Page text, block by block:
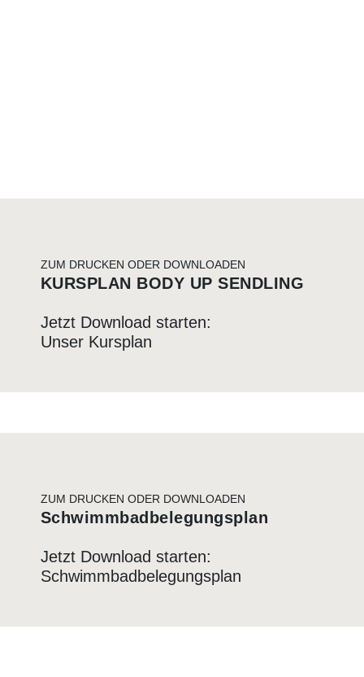
ZUM DRUCKEN ODER DOWNLOADEN
KURSPLAN BODY UP SENDLING
Jetzt Download starten:
Unser Kursplan
ZUM DRUCKEN ODER DOWNLOADEN
Schwimmbadbelegungsplan
Jetzt Download starten:
Schwimmbadbelegungsplan